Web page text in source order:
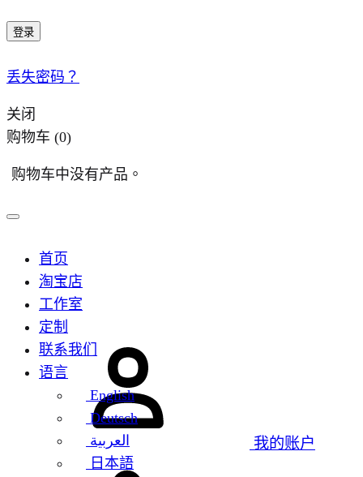
登录
丢失密码？
关闭
购物车 (0)
购物车中没有产品。
我的账户
首页
淘宝店
工作室
定制
联系我们
语言
English
Deutsch
العربية
日本語